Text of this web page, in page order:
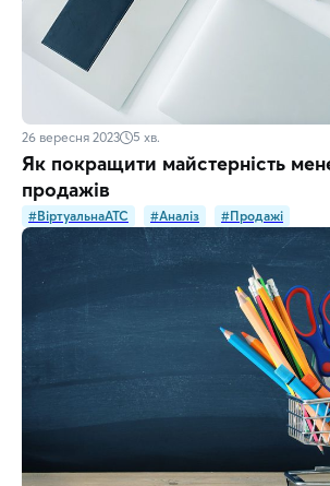
26 вересня 2023 5 хв.
Як покращити майстерність
продажів
#ВіртуальнаATC #Аналіз #Продажі